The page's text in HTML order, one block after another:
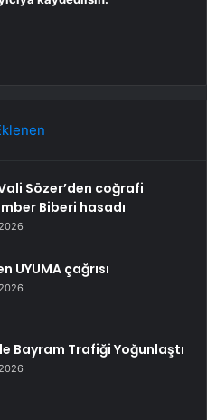
Sözer’den coğrafi
Biberi hasadı
UYUMA çağrısı
Bayram Trafiği Yoğunlaştı